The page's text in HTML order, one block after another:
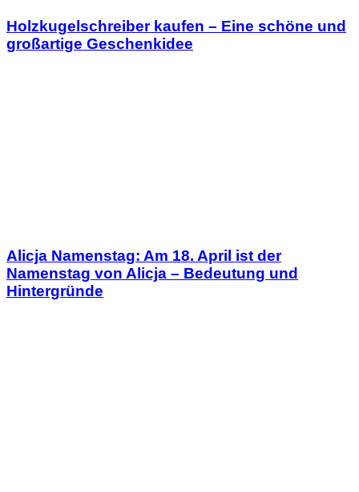
Holzkugelschreiber kaufen – Eine schöne und
großartige Geschenkidee
Alicja Namenstag: Am 18. April ist der
Namenstag von Alicja – Bedeutung und
Hintergründe